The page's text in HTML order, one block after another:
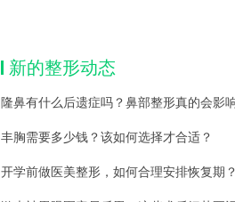
新的整形动态
隆鼻有什么后遗症吗？鼻部整形真的会影
丰胸需要多少钱？该如何选择才合适？
开学前做医美整形，如何合理安排恢复期？